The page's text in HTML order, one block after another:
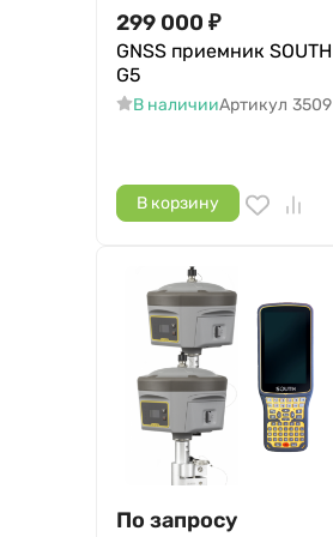
299 000 ₽
GNSS приемник SOUTH
G5
В наличииАртикул 3509
В корзину
По запросу